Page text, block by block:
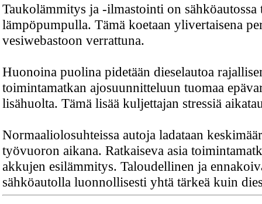
Taukolämmitys ja -ilmastointi on sähköautossa
lämpöpumpulla. Tämä koetaan ylivertaisena
vesiwebastoon verrattuna.
Huonoina puolina pidetään dieselautoa
toimintamatkan ajosuunnitteluun tuomaa
lisähuolta. Tämä lisää kuljettajan stressiä
Normaaliolosuhteissa autoja ladataan
työvuoron aikana. Ratkaiseva asia
akkujen esilämmitys. Taloudellinen ja
sähköautolla luonnollisesti yhtä tärkeä kuin